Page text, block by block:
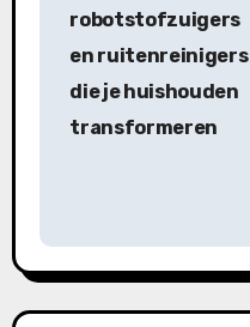
v
i
robotstofzuigers
en ruitenreinigers
die je huishouden
transformeren